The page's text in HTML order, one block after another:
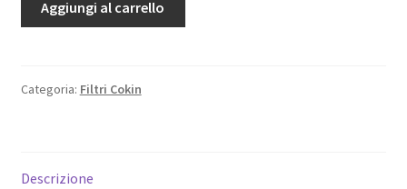
filtri
"P"
Aggiungi al carrello
Categoria: Filtri Cokin
Descrizione